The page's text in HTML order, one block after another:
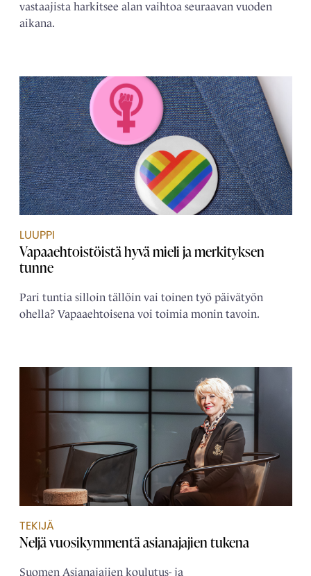
vastaajista harkitsee alan vaihtoa seuraavan vuoden
aikana.
LUUPPI
Vapaaehtoistöistä hyvä mieli ja merkityksen
tunne
Pari tuntia silloin tällöin vai toinen työ päivätyön
ohella? Vapaaehtoisena voi toimia monin tavoin.
TEKIJÄ
Neljä ­vuosikymmentä ­asianajajien tukena
Suomen Asianajajien koulutus- ja